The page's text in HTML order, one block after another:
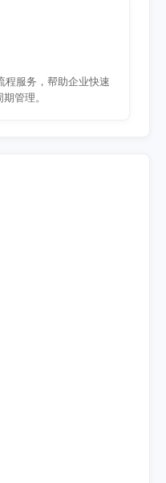
程服务，帮助企业快速
管理。